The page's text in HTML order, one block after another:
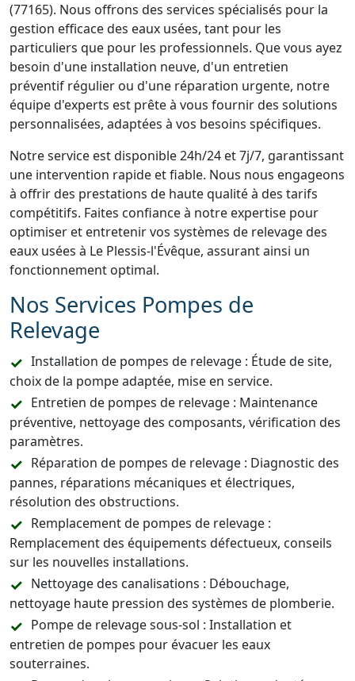
(77165). Nous offrons des services spécialisés pour la
gestion efficace des eaux usées, tant pour les
particuliers que pour les professionnels. Que vous ayez
besoin d'une installation neuve, d'un entretien
préventif régulier ou d'une réparation urgente, notre
équipe d'experts est prête à vous fournir des solutions
personnalisées, adaptées à vos besoins spécifiques.
Notre service est disponible 24h/24 et 7j/7, garantissant
une intervention rapide et fiable. Nous nous engageons
à offrir des prestations de haute qualité à des tarifs
compétitifs. Faites confiance à notre expertise pour
optimiser et entretenir vos systèmes de relevage des
eaux usées à Le Plessis-l'Évêque, assurant ainsi un
fonctionnement optimal.
Nos Services Pompes de
Relevage
Installation de pompes de relevage : Étude de site,
choix de la pompe adaptée, mise en service.
Entretien de pompes de relevage : Maintenance
préventive, nettoyage des composants, vérification des
paramètres.
Réparation de pompes de relevage : Diagnostic des
pannes, réparations mécaniques et électriques,
résolution des obstructions.
Remplacement de pompes de relevage :
Remplacement des équipements défectueux, conseils
sur les nouvelles installations.
Nettoyage des canalisations : Débouchage,
nettoyage haute pression des systèmes de plomberie.
Pompe de relevage sous-sol : Installation et
entretien de pompes pour évacuer les eaux
souterraines.